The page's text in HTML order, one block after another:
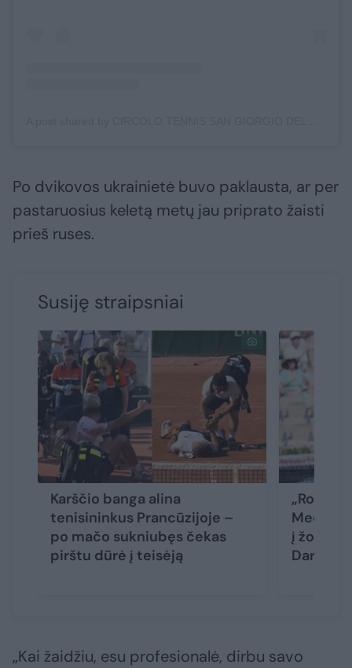
Po dvikovos ukrainietė buvo paklausta, ar per
pastaruosius keletą metų jau priprato žaisti
prieš ruses.
Susiję straipsniai
Karščio banga alina
tenisininkus Prancūzijoje –
po mačo sukniubęs čekas
pirštu dūrė į teisėją
„Roland
į žodžių
Darija:
„Kai žaidžiu, esu profesionalė, dirbu savo